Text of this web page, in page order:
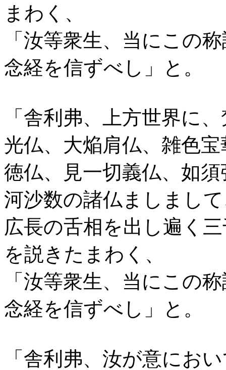
まわく、
「汝等衆生、当にこの
念経を信ずべし」と。
「舎利弗、上方世界に
光仏、大焔肩仏、雑色
徳仏、見一切義仏、如
河沙数の諸仏ましまし
広長の舌相を出し遍く
を説きたまわく、
「汝等衆生、当にこの
念経を信ずべし」と。
「舎利弗、汝が意にお